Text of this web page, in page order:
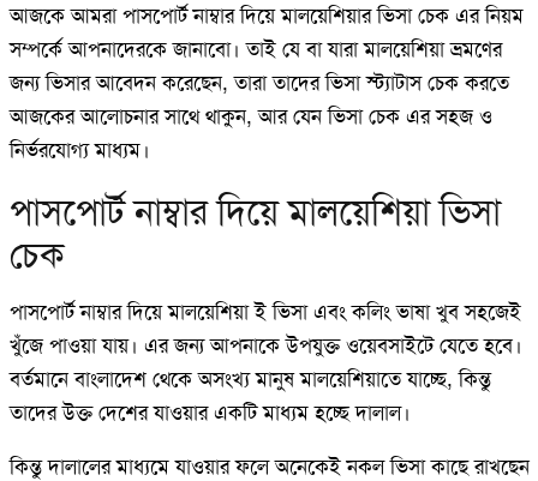
আজকে আমরা পাসপোর্ট নাম্বার দিয়ে মালয়েশিয়ার ভিসা চেক এর নিয়ম
সম্পর্কে আপনাদেরকে জানাবো। তাই যে বা যারা মালয়েশিয়া ভ্রমণের
জন্য ভিসার আবেদন করেছেন, তারা তাদের ভিসা স্ট্যাটাস চেক করতে
আজকের আলোচনার সাথে থাকুন, আর যেন ভিসা চেক এর সহজ ও
নির্ভরযোগ্য মাধ্যম।
পাসপোর্ট নাম্বার দিয়ে মালয়েশিয়া ভিসা
চেক
পাসপোর্ট নাম্বার দিয়ে মালয়েশিয়া ই ভিসা এবং কলিং ভাষা খুব সহজেই
খুঁজে পাওয়া যায়। এর জন্য আপনাকে উপযুক্ত ওয়েবসাইটে যেতে হবে।
বর্তমানে বাংলাদেশ থেকে অসংখ্য মানুষ মালয়েশিয়াতে যাচ্ছে, কিন্তু
তাদের উক্ত দেশের যাওয়ার একটি মাধ্যম হচ্ছে দালাল।
কিন্তু দালালের মাধ্যমে যাওয়ার ফলে অনেকেই নকল ভিসা কাছে রাখছেন